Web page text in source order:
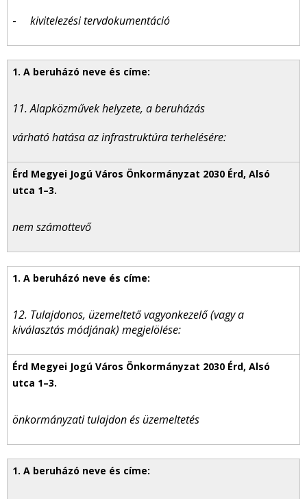
- kivitelezési tervdokumentáció
11. Alapközművek helyzete, a beruházás
várható hatása az infrastruktúra terhelésére:
nem számottevő
12. Tulajdonos, üzemeltető vagyonkezelő (vagy a
kiválasztás módjának) megjelölése:
önkormányzati tulajdon és üzemeltetés